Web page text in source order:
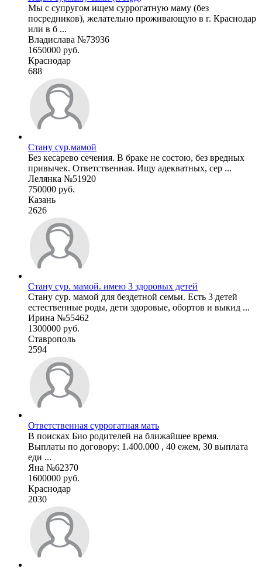
Мы с супругом ищем суррогатную маму (без
посредников), желательно проживающую в г. Краснодар
или в б ...
Владислава №73936
1650000 руб.
Краснодар
688
Стану сур.мамой
Без кесарево сечения. В браке не состою, без вредных
привычек. Ответственная. Ищу адекватных, сер ...
Лелянка №51920
750000 руб.
Казань
2626
Стану сур. мамой. имею 3 здоровых детей
Стану сур. мамой для бездетной семьи. Есть 3 детей
естественные роды, дети здоровые, обортов и выкид ...
Ирина №55462
1300000 руб.
Ставрополь
2594
Ответственная суррогатная мать
В поисках Био родителей на ближайшее время.
Выплаты по договору: 1.400.000 , 40 ежем, 30 выплата
еди ...
Яна №62370
1600000 руб.
Краснодар
2030